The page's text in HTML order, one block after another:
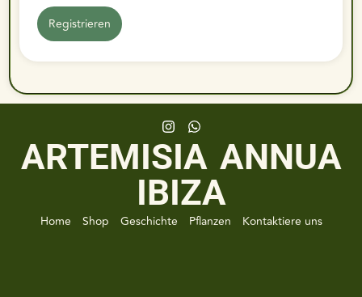
Registrieren
ARTEMISIA ANNUA
IBIZA
Home Shop Geschichte Pflanzen Kontaktiere uns